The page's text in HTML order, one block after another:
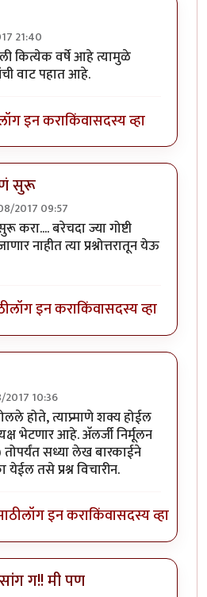
21:40
कित्येक वर्षे आहे त्यामुळे
वाट पहात आहे.
इन कराकिंवासदस्य व्हा
सुरू
2017 09:57
byपैसा
करा.... बरेचदा ज्या गोष्टी
नाहीत त्या प्रश्नोत्तरातून येऊ
लॉग इन कराकिंवासदस्य व्हा
2017 10:36
प्रश्न विचारणं सुरूbyडॉ श्रीहास
होते, त्याप्र्माणे शक्य होईल
भेटणार आहे. अ‍ॅलर्जी निर्मूलन
सध्या लेख बारकाईने
तसे प्रश्न विचारीन.
लॉग इन कराकिंवासदस्य व्हा
ग!! मी पण